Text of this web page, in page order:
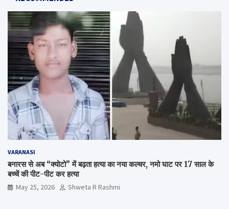
VARANASI
बनारस से अब “क्योटो” में बढ़ता हत्या का नया कल्चर, नमो घाट पर 17 साल के
बच्चें की पीट-पीट कर हत्या
May 25, 2026 Shweta R Rashmi